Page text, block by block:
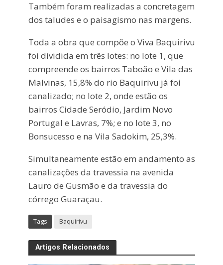
Também foram realizadas a concretagem
dos taludes e o paisagismo nas margens.
Toda a obra que compõe o Viva Baquirivu
foi dividida em três lotes: no lote 1, que
compreende os bairros Taboão e Vila das
Malvinas, 15,8% do rio Baquirivu já foi
canalizado; no lote 2, onde estão os
bairros Cidade Seródio, Jardim Novo
Portugal e Lavras, 7%; e no lote 3, no
Bonsucesso e na Vila Sadokim, 25,3%.
Simultaneamente estão em andamento as
canalizações da travessia na avenida
Lauro de Gusmão e da travessia do
córrego Guaraçau.
Tags Baquirivu
Artigos Relacionados